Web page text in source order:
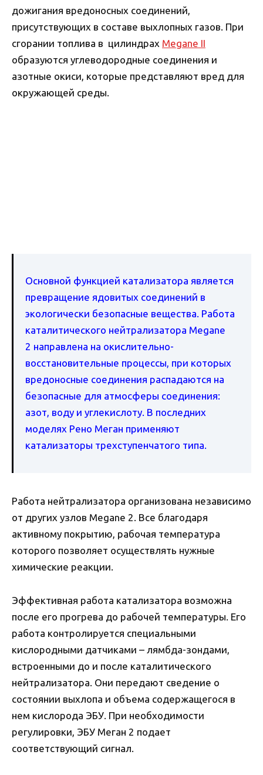
дожигания вредоносных соединений,
присутствующих в составе выхлопных газов. При
сгорании топлива в цилиндрах Megane II
образуются углеводородные соединения и
азотные окиси, которые представляют вред для
окружающей среды.
Основной функцией катализатора является
превращение ядовитых соединений в
экологически безопасные вещества. Работа
каталитического нейтрализатора Megane
2 направлена на окислительно-
восстановительные процессы, при которых
вредоносные соединения распадаются на
безопасные для атмосферы соединения:
азот, воду и углекислоту. В последних
моделях Рено Меган применяют
катализаторы трехступенчатого типа.
Работа нейтрализатора организована независимо
от других узлов Megane 2. Все благодаря
активному покрытию, рабочая температура
которого позволяет осуществлять нужные
химические реакции.
Эффективная работа катализатора возможна
после его прогрева до рабочей температуры. Его
работа контролируется специальными
кислородными датчиками – лямбда-зондами,
встроенными до и после каталитического
нейтрализатора. Они передают сведение о
состоянии выхлопа и объема содержащегося в
нем кислорода ЭБУ. При необходимости
регулировки, ЭБУ Меган 2 подает
соответствующий сигнал.